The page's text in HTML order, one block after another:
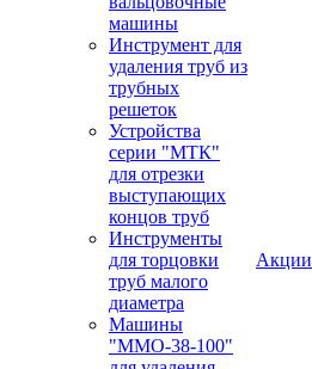
машины
Инструмент для
удаления труб из
трубных
решеток
Устройства
серии "МТК"
для отрезки
выступающих
концов труб
Инструменты
для торцовки
труб малого
диаметра
Машины
"ММО-38-100"
Акции